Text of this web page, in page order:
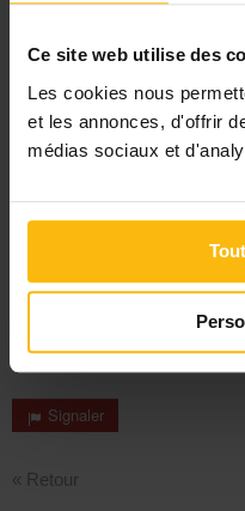
Ce site web utilise des
Les cookies nous
et les annonces, d'offrir
médias sociaux et
Commentaires- 1
Bonjour. Merci pour cet
me disais qu'il est
visibles, Socialement
journaux ?
Signaler
« Retour